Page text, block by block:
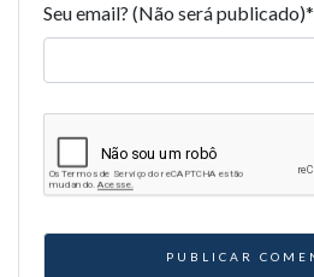
Seu email? (Não será publicado)*